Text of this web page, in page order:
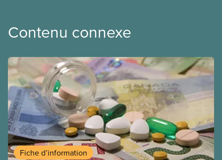
Contenu connexe
Fiche d’information